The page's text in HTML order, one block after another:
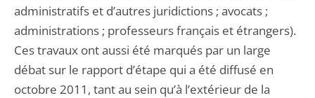
administratifs et d’autres juridictions ; avocats ;
administrations ; professeurs français et étrangers).
Ces travaux ont aussi été marqués par un large
débat sur le rapport d’étape qui a été diffusé en
octobre 2011, tant au sein qu’à l’extérieur de la